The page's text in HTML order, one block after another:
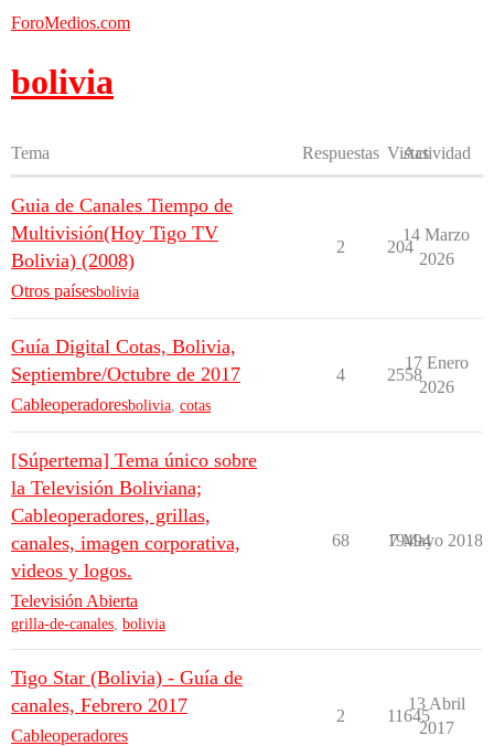
ForoMedios.com
bolivia
Tema Respuestas Vistas
Actividad
Guia de Canales Tiempo de
Multivisión(Hoy Tigo TV
Bolivia) (2008)
Otros paísesbolivia
2 204
14 Marzo
2026
Guía Digital Cotas, Bolivia,
Septiembre/Octubre de 2017
Cableoperadoresbolivia cotas
4 2558
17 Enero
2026
[Súpertema] Tema único sobre
la Televisión Boliviana;
Cableoperadores, grillas,
canales, imagen corporativa,
videos y logos.
Televisión Abierta
grilla-de-canales, bolivia
68 19494
7 Mayo 2018
Tigo Star (Bolivia) - Guía de
canales, Febrero 2017
Cableoperadores
2 11645
13 Abril
2017